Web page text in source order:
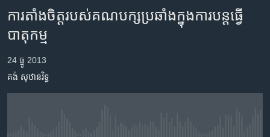
ព័ត៌មាន​​
តែ​
រំលង​
និង​
ចូល​
ហេឡូវីអូអេ
កម្ពុជាច្នៃប្រតិដ្ឋ
ព្រឹត្តិការណ៍ព័ត៌មាន
ទូរទស្សន៍ / វីដេអូ​
ទទួល​​​សេវា​​​ Podcast
ការ​តាំង​ចិត្ត​របស់​គណបក្ស​ប្រឆាំង​ក្នុង​ការ​បន្ត​ធ្វើ​
បាតុកម្ម
24 ធ្នូ 2013
គង់ សុឋានរិទ្ធ